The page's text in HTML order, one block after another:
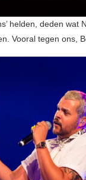
helden, deden wat
Vooral tegen ons,